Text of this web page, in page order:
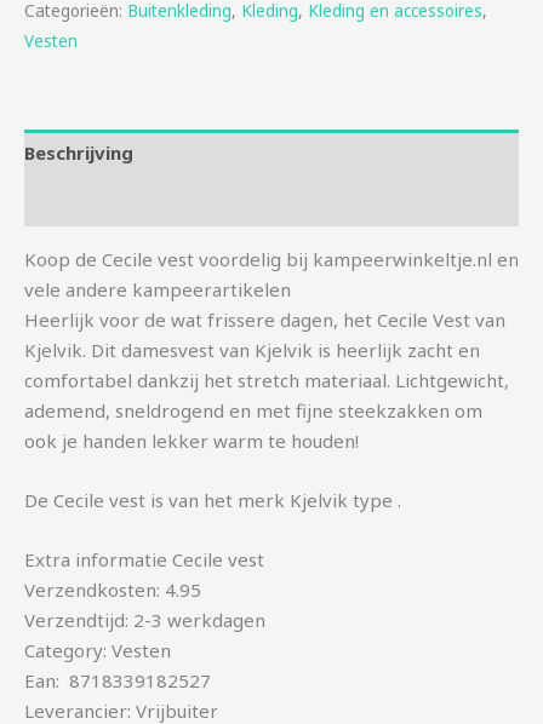
Categorieën: Buitenkleding, Kleding, Kleding en accessoires,
Vesten
Beschrijving
Koop de Cecile vest voordelig bij kampeerwinkeltje.nl en
vele andere kampeerartikelen
Heerlijk voor de wat frissere dagen, het Cecile Vest van
Kjelvik. Dit damesvest van Kjelvik is heerlijk zacht en
comfortabel dankzij het stretch materiaal. Lichtgewicht,
ademend, sneldrogend en met fijne steekzakken om
ook je handen lekker warm te houden!
De Cecile vest is van het merk Kjelvik type .
Extra informatie Cecile vest
Verzendkosten: 4.95
Verzendtijd: 2-3 werkdagen
Category: Vesten
Ean: 8718339182527
Leverancier: Vrijbuiter